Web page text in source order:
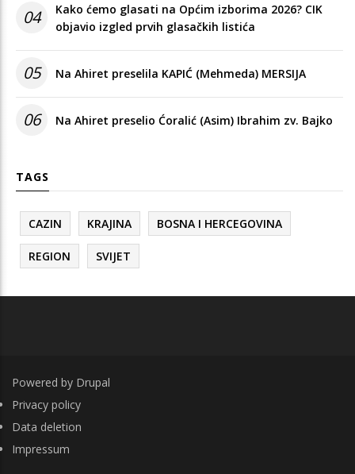
04
Kako ćemo glasati na Općim izborima 2026? CIK
objavio izgled prvih glasačkih listića
05 Na Ahiret preselila KAPIĆ (Mehmeda) MERSIJA
06 Na Ahiret preselio Ćoralić (Asim) Ibrahim zv. Bajko
TAGS
CAZIN KRAJINA BOSNA I HERCEGOVINA
REGION SVIJET
Powered by Drupal
FOOTER
Privacy policy
Data deletion
Impressum